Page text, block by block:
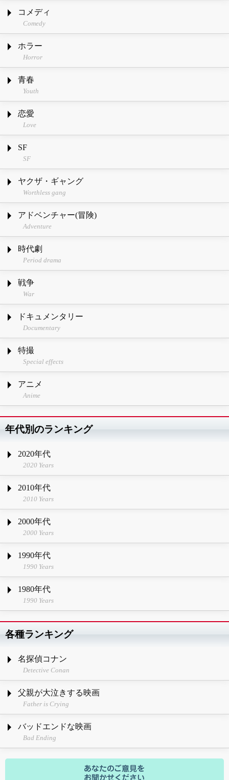
コメディ
Comedy
ホラー
Horror
青春
Youth
恋愛
Love
SF
SF
ヤクザ・ギャング
Worthless gang
アドベンチャー(冒険)
Adventure
時代劇
Period drama
戦争
War
ドキュメンタリー
Documentary
特撮
Special effects
アニメ
Anime
年代別のランキング
2020年代
2020 Years
2010年代
2010 Years
2000年代
2000 Years
1990年代
1990 Years
1980年代
1990 Years
各種ランキング
名探偵コナン
Detective Conan
父親が大泣きする映画
Father is Crying
バッドエンドな映画
Bad Ending